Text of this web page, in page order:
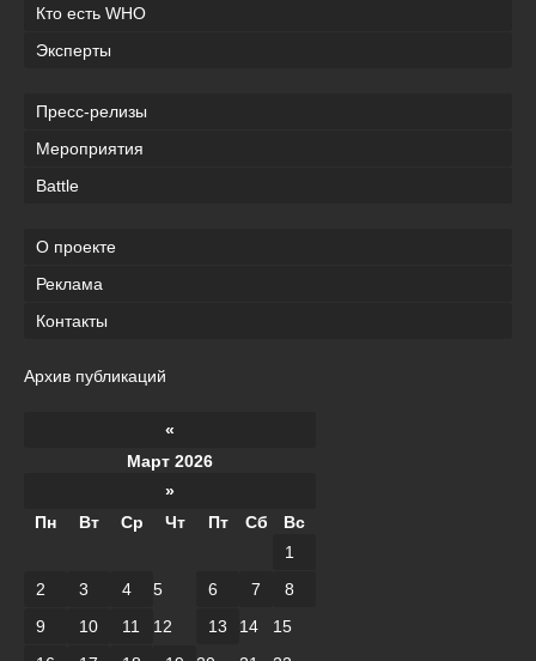
Кто есть WHO
Эксперты
Пресс-релизы
Мероприятия
Battle
О проекте
Реклама
Контакты
Архив публикаций
«
Март 2026
»
Пн
Вт Ср Чт Пт Сб
Вс
1
2
3 4 5 6 7
8
9
10 11 12 13 14
15